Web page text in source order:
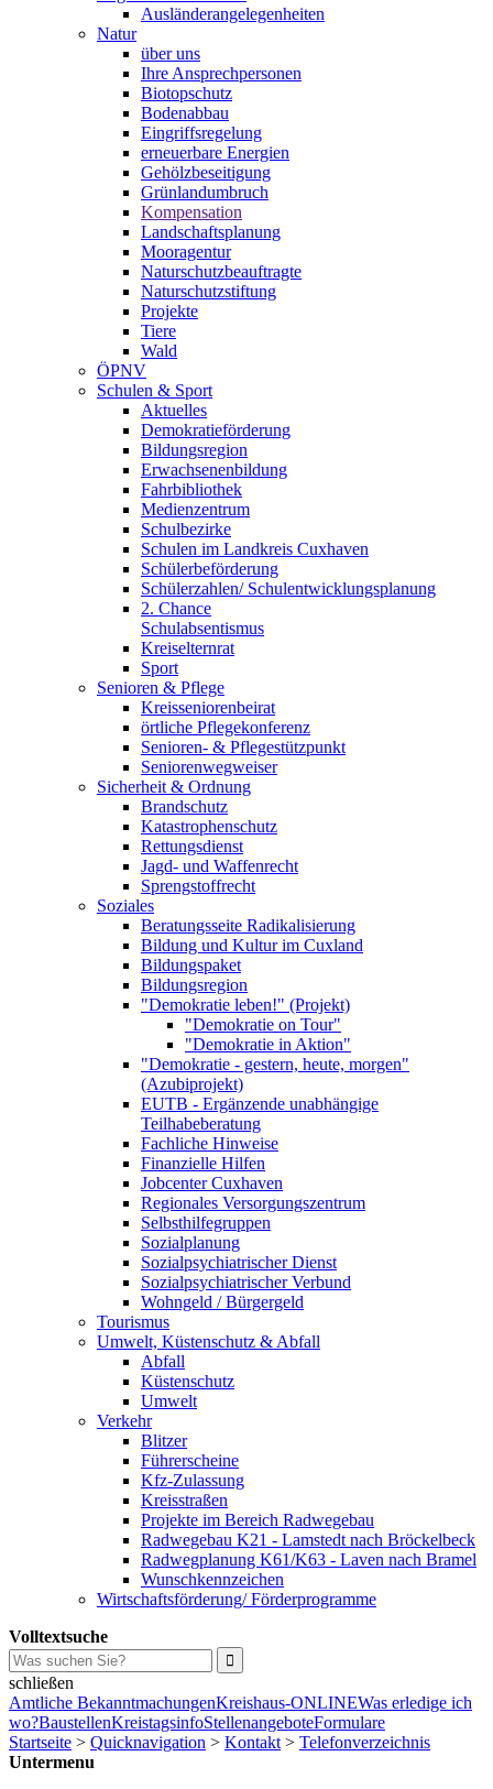
Ausländerangelegenheiten
Natur
über uns
Ihre Ansprechpersonen
Biotopschutz
Bodenabbau
Eingriffsregelung
erneuerbare Energien
Gehölzbeseitigung
Grünlandumbruch
Kompensation
Landschaftsplanung
Mooragentur
Naturschutzbeauftragte
Naturschutzstiftung
Projekte
Tiere
Wald
ÖPNV
Schulen & Sport
Aktuelles
Demokratieförderung
Bildungsregion
Erwachsenenbildung
Fahrbibliothek
Medienzentrum
Schulbezirke
Schulen im Landkreis Cuxhaven
Schülerbeförderung
Schülerzahlen/ Schulentwicklungsplanung
2. Chance
Schulabsentismus
Kreiselternrat
Sport
Senioren & Pflege
Kreisseniorenbeirat
örtliche Pflegekonferenz
Senioren- & Pflegestützpunkt
Seniorenwegweiser
Sicherheit & Ordnung
Brandschutz
Katastrophenschutz
Rettungsdienst
Jagd- und Waffenrecht
Sprengstoffrecht
Soziales
Beratungsseite Radikalisierung
Bildung und Kultur im Cuxland
Bildungspaket
Bildungsregion
"Demokratie leben!" (Projekt)
"Demokratie on Tour"
"Demokratie in Aktion"
"Demokratie - gestern, heute, morgen"
(Azubiprojekt)
EUTB - Ergänzende unabhängige
Teilhabeberatung
Fachliche Hinweise
Finanzielle Hilfen
Jobcenter Cuxhaven
Regionales Versorgungszentrum
Selbsthilfegruppen
Sozialplanung
Sozialpsychiatrischer Dienst
Sozialpsychiatrischer Verbund
Wohngeld / Bürgergeld
Tourismus
Umwelt, Küstenschutz & Abfall
Abfall
Küstenschutz
Umwelt
Verkehr
Blitzer
Führerscheine
Kfz-Zulassung
Kreisstraßen
Projekte im Bereich Radwegebau
Radwegebau K21 - Lamstedt nach Bröckelbeck
Radwegplanung K61/K63 - Laven nach Bramel
Wunschkennzeichen
Wirtschaftsförderung/ Förderprogramme
Volltextsuche
schließen
Amtliche BekanntmachungenKreishaus-ONLINEWas erledige ich
wo?BaustellenKreistagsinfoStellenangeboteFormulare
Startseite > Quicknavigation > Kontakt > Telefonverzeichnis
Untermenu